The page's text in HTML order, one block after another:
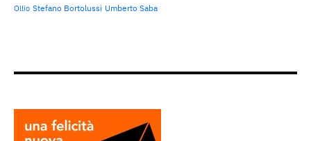
Ollio Stefano Bortolussi Umberto Saba